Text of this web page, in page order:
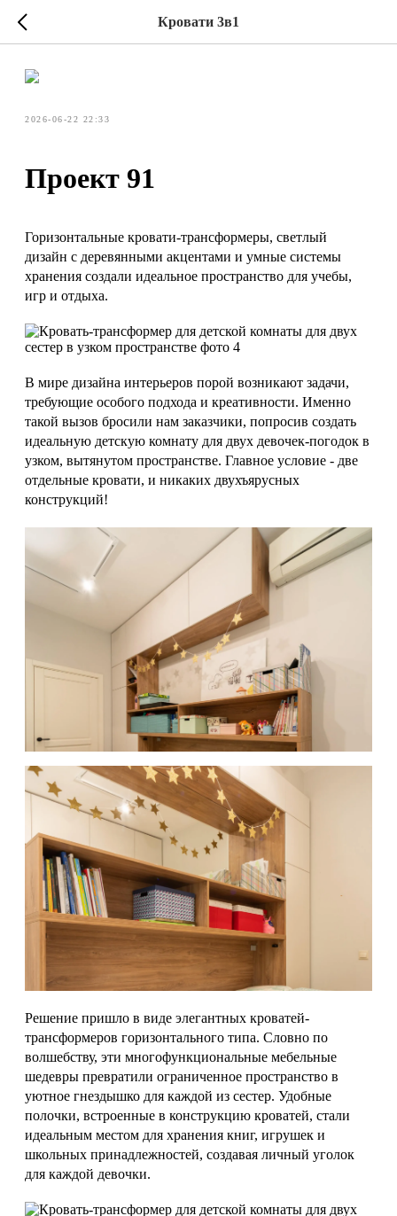
Кровати 3в1
2026-06-22 22:33
Проект 91
Горизонтальные кровати-трансформеры, светлый
дизайн с деревянными акцентами и умные системы
хранения создали идеальное пространство для учебы,
игр и отдыха.
В мире дизайна интерьеров порой возникают задачи,
требующие особого подхода и креативности. Именно
такой вызов бросили нам заказчики, попросив создать
идеальную детскую комнату для двух девочек-погодок в
узком, вытянутом пространстве. Главное условие - две
отдельные кровати, и никаких двухъярусных
конструкций!
Решение пришло в виде элегантных кроватей-
трансформеров горизонтального типа. Словно по
волшебству, эти многофункциональные мебельные
шедевры превратили ограниченное пространство в
уютное гнездышко для каждой из сестер. Удобные
полочки, встроенные в конструкцию кроватей, стали
идеальным местом для хранения книг, игрушек и
школьных принадлежностей, создавая личный уголок
для каждой девочки.